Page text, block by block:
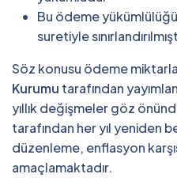
Bu ödeme
suretiyle
Söz konusu ödeme
Kurumu tarafından
yıllık değişmeler göz
tarafından her yıl yeniden
düzenleme, enflasyon
amaçlamaktadır.